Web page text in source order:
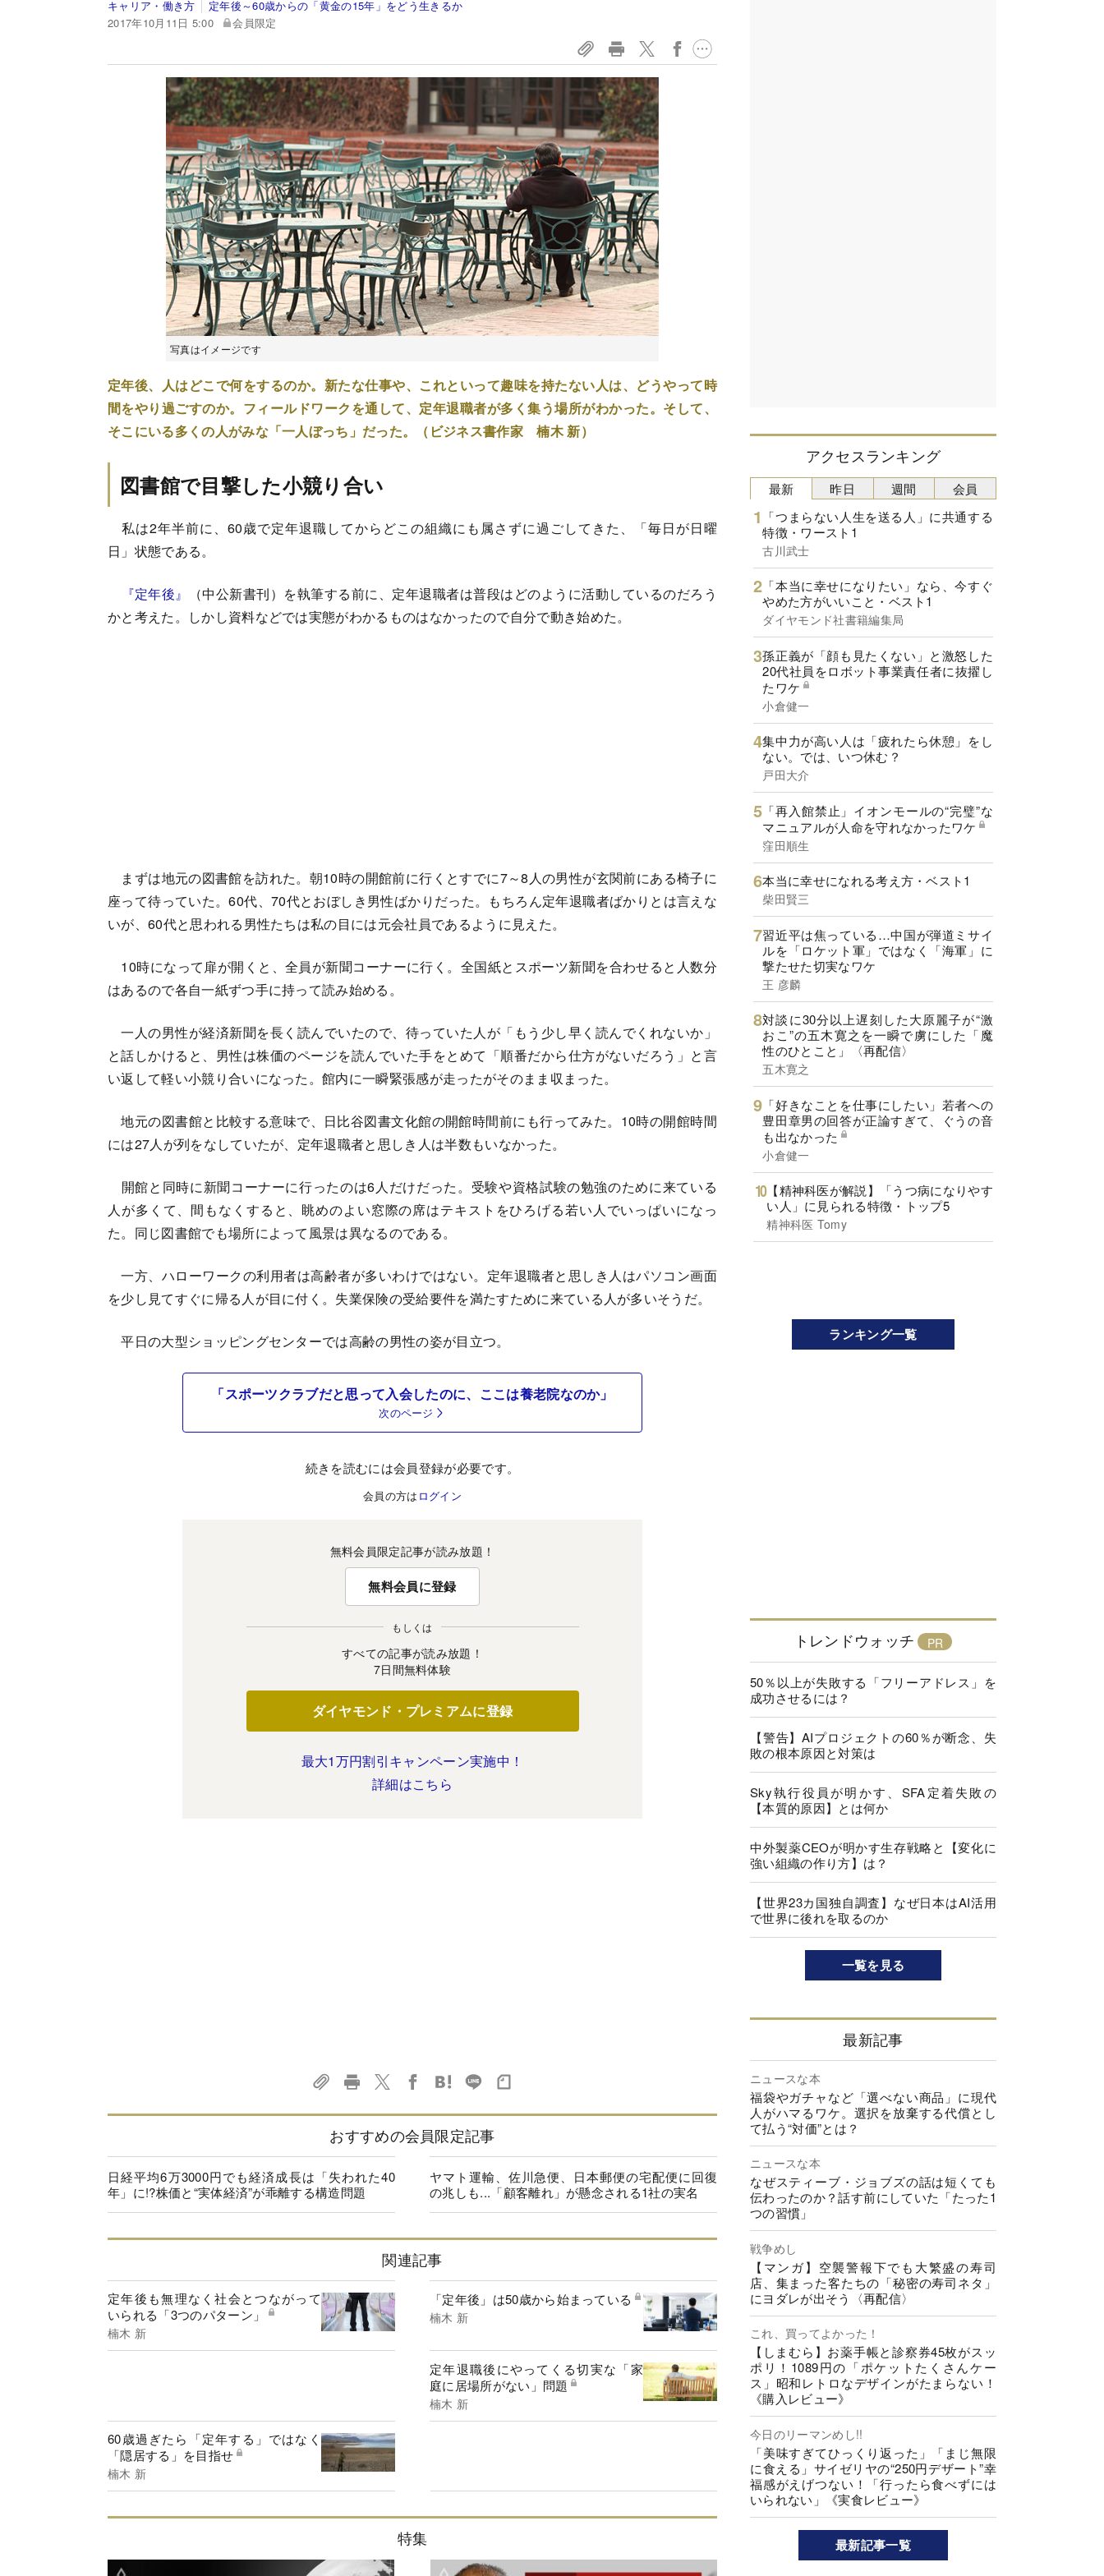
キャリア・働き方
定年後～60歳からの「黄金の15年」をどう生きるか
2017年10月11日 5:00
会員限定
写真はイメージです
定年後、人はどこで何をするのか。新たな仕事や、これといって趣味を持たない人は、どうやって時
間をやり過ごすのか。フィールドワークを通して、定年退職者が多く集う場所がわかった。そして、
そこにいる多くの人がみな「一人ぼっち」だった。（ビジネス書作家 楠木 新）
図書館で目撃した小競り合い
私は2年半前に、60歳で定年退職してからどこの組織にも属さずに過ごしてきた、「毎日が日曜
日」状態である。
『定年後』
（中公新書刊）を執筆する前に、定年退職者は普段はどのように活動しているのだろう
かと考えた。しかし資料などでは実態がわかるものはなかったので自分で動き始めた。
まずは地元の図書館を訪れた。朝10時の開館前に行くとすでに7～8人の男性が玄関前にある椅子に
座って待っていた。60代、70代とおぼしき男性ばかりだった。もちろん定年退職者ばかりとは言えな
いが、60代と思われる男性たちは私の目には元会社員であるように見えた。
10時になって扉が開くと、全員が新聞コーナーに行く。全国紙とスポーツ新聞を合わせると人数分
はあるので各自一紙ずつ手に持って読み始める。
一人の男性が経済新聞を長く読んでいたので、待っていた人が「もう少し早く読んでくれないか」
と話しかけると、男性は株価のページを読んでいた手をとめて「順番だから仕方がないだろう」と言
い返して軽い小競り合いになった。館内に一瞬緊張感が走ったがそのまま収まった。
地元の図書館と比較する意味で、日比谷図書文化館の開館時間前にも行ってみた。10時の開館時間
には27人が列をなしていたが、定年退職者と思しき人は半数もいなかった。
開館と同時に新聞コーナーに行ったのは6人だけだった。受験や資格試験の勉強のために来ている
人が多くて、間もなくすると、眺めのよい窓際の席はテキストをひろげる若い人でいっぱいになっ
た。同じ図書館でも場所によって風景は異なるのである。
一方、ハローワークの利用者は高齢者が多いわけではない。定年退職者と思しき人はパソコン画面
を少し見てすぐに帰る人が目に付く。失業保険の受給要件を満たすために来ている人が多いそうだ。
平日の大型ショッピングセンターでは高齢の男性の姿が目立つ。
「スポーツクラブだと思って入会したのに、ここは養老院なのか」
次のページ
続きを読むには会員登録が必要です。
会員の方は ログイン
無料会員限定記事が読み放題！
無料会員に登録
もしくは
すべての記事が読み放題！
7日間無料体験
ダイヤモンド・プレミアムに登録
最大1万円割引キャンペーン実施中！
詳細はこちら
おすすめの会員限定記事
日経平均6万3000円でも経済成長は「失われた40
年」に!?株価と“実体経済”が乖離する構造問題
ヤマト運輸、佐川急便、日本郵便の宅配便に回復
の兆しも...「顧客離れ」が懸念される1社の実名
関連記事
定年後も無理なく社会とつながって
いられる「3つのパターン」
楠木 新
「定年後」は50歳から始まっている
楠木 新
定年退職後にやってくる切実な「家
庭に居場所がない」問題
楠木 新
60歳過ぎたら「定年する」ではなく
「隠居する」を目指せ
楠木 新
特集
アクセスランキング
最新
「つまらない人生を送る人」に共通する
特徴・ワースト1
古川武士
「本当に幸せになりたい」なら、今すぐ
やめた方がいいこと・ベスト1
ダイヤモンド社書籍編集局
孫正義が「顔も見たくない」と激怒した
20代社員をロボット事業責任者に抜擢し
たワケ
小倉健一
集中力が高い人は「疲れたら休憩」をし
ない。では、いつ休む？
戸田大介
「再入館禁止」イオンモールの“完璧”な
マニュアルが人命を守れなかったワケ
窪田順生
本当に幸せになれる考え方・ベスト1
柴田賢三
習近平は焦っている…中国が弾道ミサイ
ルを「ロケット軍」ではなく「海軍」に
撃たせた切実なワケ
王 彦麟
対談に30分以上遅刻した大原麗子が“激
おこ”の五木寛之を一瞬で虜にした「魔
性のひとこと」〈再配信〉
五木寛之
「好きなことを仕事にしたい」若者への
豊田章男の回答が正論すぎて、ぐうの音
も出なかった
小倉健一
【精神科医が解説】「うつ病になりやす
い人」に見られる特徴・トップ5
精神科医 Tomy
昨日 週間 会員
ランキング一覧
トレンドウォッチ
50％以上が失敗する「フリーアドレス」を
成功させるには？
【警告】AIプロジェクトの60％が断念、失
敗の根本原因と対策は
Sky執行役員が明かす、SFA定着失敗の
【本質的原因】とは何か
中外製薬CEOが明かす生存戦略と【変化に
強い組織の作り方】は？
【世界23カ国独自調査】なぜ日本はAI活用
で世界に後れを取るのか
一覧を見る
最新記事
ニュースな本
福袋やガチャなど「選べない商品」に現代
人がハマるワケ。選択を放棄する代償とし
て払う“対価”とは？
ニュースな本
なぜスティーブ・ジョブズの話は短くても
伝わったのか？話す前にしていた「たった1
つの習慣」
戦争めし
【マンガ】空襲警報下でも大繁盛の寿司
店、集まった客たちの「秘密の寿司ネタ」
にヨダレが出そう〈再配信〉
これ、買ってよかった！
【しまむら】お薬手帳と診察券45枚がスッ
ポリ！1089円の「ポケットたくさんケー
ス」昭和レトロなデザインがたまらない！
《購入レビュー》
今日のリーマンめし!!
「美味すぎてひっくり返った」「まじ無限
に食える」サイゼリヤの“250円デザート”幸
福感がえげつない！「行ったら食べずには
いられない」《実食レビュー》
最新記事一覧